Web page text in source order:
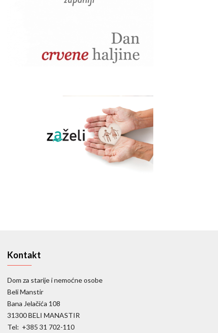
Kontakt
Dom za starije i nemoćne osobe
Beli Manstir
Bana Jelačića 108
31300 BELI MANASTIR
Tel: +385 31 702-110